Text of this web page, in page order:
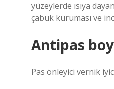
yüzeylerde ısıya
çabuk kuruması ve
Antipas
Pas önleyici vernik